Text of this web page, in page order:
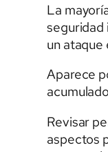
La
seguridad
un
Aparece
Revisar
aspectos